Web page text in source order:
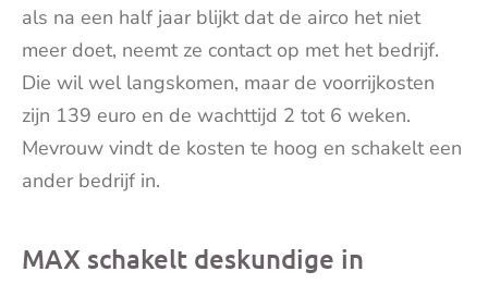
als na een half jaar blijkt dat de airco het niet
meer doet, neemt ze contact op met het bedrijf.
Die wil wel langskomen, maar de voorrijkosten
zijn 139 euro en de wachttijd 2 tot 6 weken.‌
Mevrouw vindt de kosten te hoog en schakelt een
ander bedrijf in.
MAX schakelt deskundige in